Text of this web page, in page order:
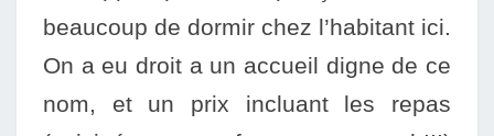
beaucoup de dormir chez l’habitant ici.
On a eu droit a un accueil digne de ce
nom, et un prix incluant les repas